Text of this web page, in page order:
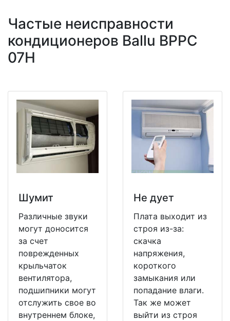
Частые неисправности
кондиционеров Ballu BPPC
07H
Шумит
Различные звуки
могут доносится
за счет
поврежденных
крыльчаток
вентилятора,
подшипники могут
отслужить свое во
внутреннем блоке,
Не дует
Плата выходит из
строя из-за:
скачка
напряжения,
короткого
замыкания или
попадание влаги.
Так же может
выйти из строя